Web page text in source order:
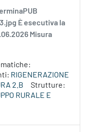
È esecutiva la
Misura
RIGENERAZIONE
2.B
Strutture:
RURALE E